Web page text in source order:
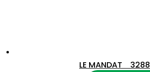
LE MANDAT 3288